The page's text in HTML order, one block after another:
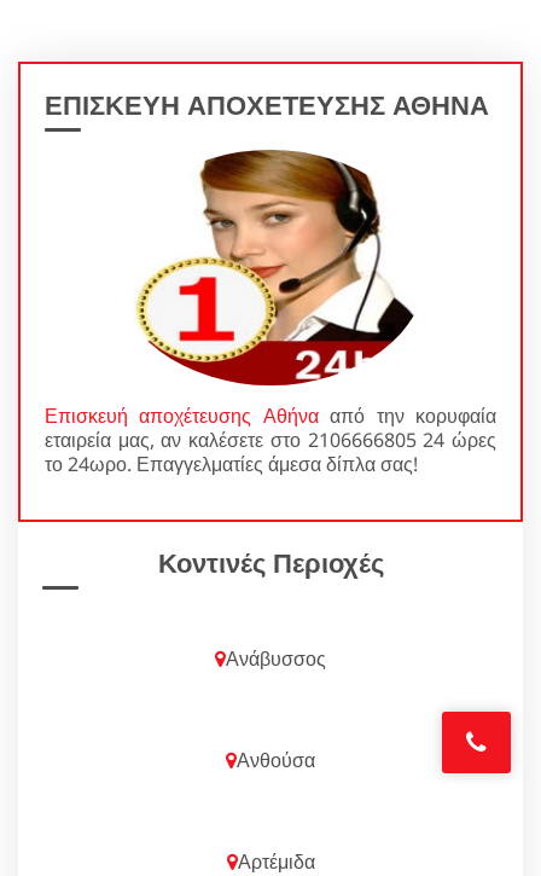
ΕΠΙΣΚΕΥΗ ΑΠΟΧΕΤΕΥΣΗΣ ΑΘΗΝΑ
Επισκευή αποχέτευσης Αθήνααπό την κορυφαία
εταιρεία μας, αν καλέσετε στο 2106666805 24 ώρες
το 24ωρο. Επαγγελματίες άμεσα δίπλα σας!
Κοντινές Περιοχές
Ανάβυσσος
Ανθούσα
Αρτέμιδα